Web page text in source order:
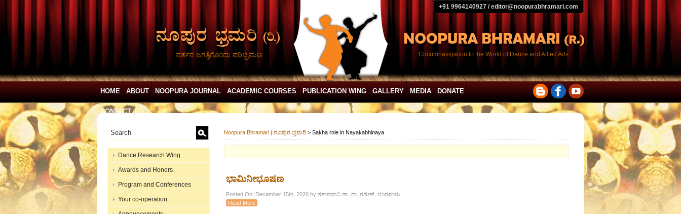
+91 9964140927 / editor@noopurabhramari.com
ನರ್ತನ ಜಗತ್ತಿಗೊಂದು ಪರಿಭ್ರಮಣ Circumnavigation to the World of Dance and Allied Arts
HOME ABOUT NOOPURA JOURNAL ACADEMIC COURSES PUBLICATION WING GALLERY MEDIA DONATE
CONTACT
Dance Research Wing
Awards and Honors
Program and Conferences
Your co-operation
Noopura Bhramari | ನೂಪುರ ಭ್ರಮರಿ > Sakha role in Nayakabhinaya
ಭಾಮಿನೀಭೂಷಣ
Posted On: December 15th, 2020 by ಶತಾವಧಾನಿ ಡಾ. ರಾ. ಗಣೇಶ್, ಬೆಂಗಳೂರು
Read More